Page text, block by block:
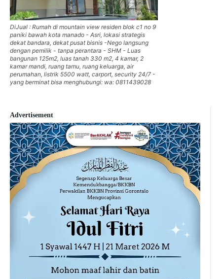
Advertisement
DiJual : Rumah di mountain view residen blok c1 no 9
paniki bawah kota manado - Asri, lokasi strategis
dekat bandara, dekat pusat bisnis -Nego langsung
dengan pemilik - tanpa perantara - SHM - Luas
bangunan 125m2, luas tanah 330 m2, 4 kamar, 2
kamar mandi, ruang tamu, ruang keluarga, air
perumahan, listrik 5500 watt, carport, security 24/7 -
yang berminat bisa menghubungi: wa: 0811439028